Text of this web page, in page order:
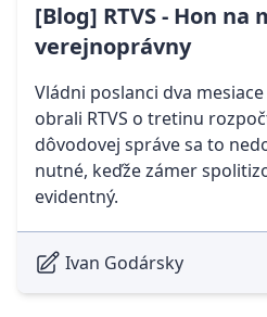
[Blog] RTVS - Hon na
verejnoprávny
Vládni poslanci dva
obrali RTVS o tretinu
dôvodovej správe sa to
nutné, keďže zámer
evidentný.
Ivan Godársky